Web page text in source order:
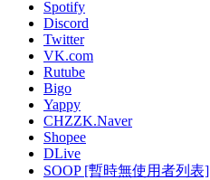
Spotify
Discord
Twitter
VK.com
Rutube
Bigo
Yappy
CHZZK.Naver
Shopee
DLive
SOOP [暫時無使用者列表]